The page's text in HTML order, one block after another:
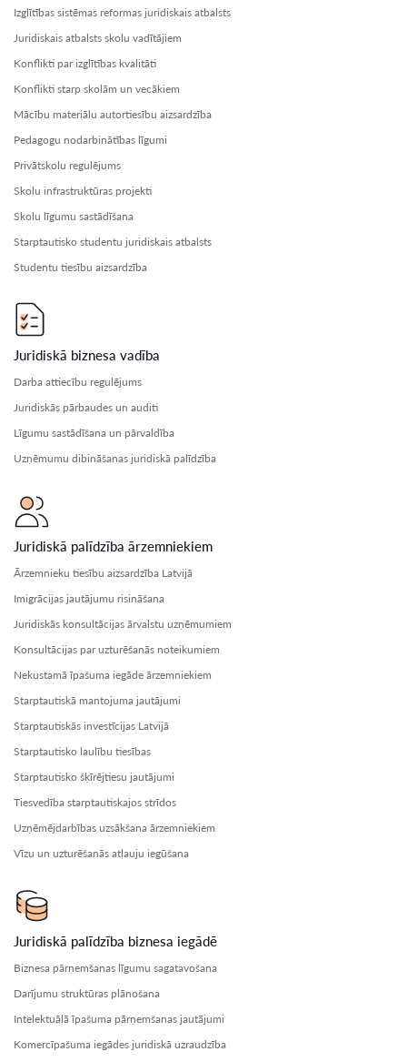
Izglītības sistēmas reformas juridiskais atbalsts
Juridiskais atbalsts skolu vadītājiem
Konflikti par izglītības kvalitāti
Konflikti starp skolām un vecākiem
Mācību materiālu autortiesību aizsardzība
Pedagogu nodarbinātības līgumi
Privātskolu regulējums
Skolu infrastruktūras projekti
Skolu līgumu sastādīšana
Starptautisko studentu juridiskais atbalsts
Studentu tiesību aizsardzība
Juridiskā biznesa vadība
Darba attiecību regulējums
Juridiskās pārbaudes un auditi
Līgumu sastādīšana un pārvaldība
Uzņēmumu dibināšanas juridiskā palīdzība
Juridiskā palīdzība ārzemniekiem
Ārzemnieku tiesību aizsardzība Latvijā
Imigrācijas jautājumu risināšana
Juridiskās konsultācijas ārvalstu uzņēmumiem
Konsultācijas par uzturēšanās noteikumiem
Nekustamā īpašuma iegāde ārzemniekiem
Starptautiskā mantojuma jautājumi
Starptautiskās investīcijas Latvijā
Starptautisko laulību tiesības
Starptautisko šķīrējtiesu jautājumi
Tiesvedība starptautiskajos strīdos
Uzņēmējdarbības uzsākšana ārzemniekiem
Vīzu un uzturēšanās atļauju iegūšana
Juridiskā palīdzība biznesa iegādē
Biznesa pārņemšanas līgumu sagatavošana
Darījumu struktūras plānošana
Intelektuālā īpašuma pārņemšanas jautājumi
Komercīpašuma iegādes juridiskā uzraudzība